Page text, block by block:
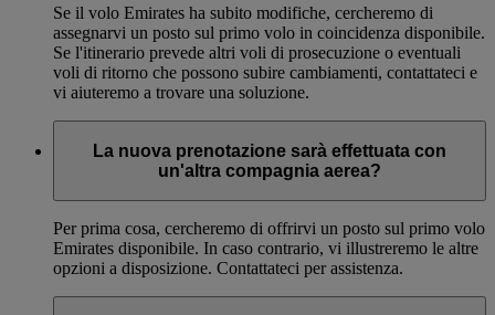
Se il volo Emirates ha subito modifiche, cercheremo di
assegnarvi un posto sul primo volo in coincidenza disponibile.
Se l'itinerario prevede altri voli di prosecuzione o eventuali
voli di ritorno che possono subire cambiamenti, contattateci e
vi aiuteremo a trovare una soluzione.
La nuova prenotazione sarà effettuata con
un'altra compagnia aerea?
Per prima cosa, cercheremo di offrirvi un posto sul primo volo
Emirates disponibile. In caso contrario, vi illustreremo le altre
opzioni a disposizione. Contattateci per assistenza.